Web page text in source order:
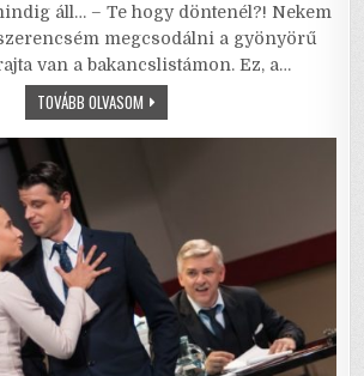
c
e
o
o
k
it
te
r
ai
l
ai
l
at
s
p
ar
e
áll… – Te hogy döntenél?! Nekem
megcsodálni a gyönyörű
van a bakancslistámon. Ez, a…
TOVÁBB OLVASOMDIPLOMÁCIA